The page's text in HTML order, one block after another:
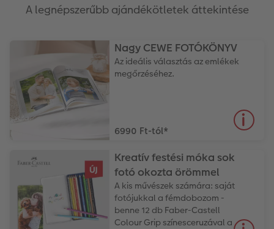
A legnépszerűbb ajándékötletek áttekintése
Nagy CEWE FOTÓKÖNYV
Az ideális választás az emlékek
megőrzéséhez.
6990 Ft-tól*
Kreatív festési móka sok
fotó okozta örömmel
A kis művészek számára: saját
fotójukkal a fémdobozom -
benne 12 db Faber-Castell
Colour Grip színesceruzával a